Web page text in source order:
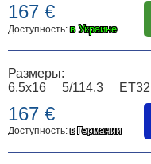
167 €
Доступность:в Украине
Размеры:
6.5x16 5/114.3
167 €
Доступность:в Германии